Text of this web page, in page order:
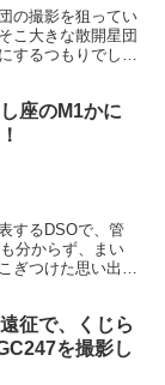
の撮影を狙ってい
こ大きな散開星団
するつもりでした
座のM1かに
するDSOで、管
分からず、まい
ぎつけた思い出が
征で、くじら
を撮影し